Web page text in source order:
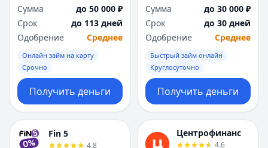
Сумма
до 50 000 ₽
Срок
до 113 дней
Одобрение
Среднее
Онлайн займ на карту
Срочно
Получить деньги
Сумма
до 30 000 ₽
Срок
до 30 дней
Одобрение
Среднее
Быстрый займ онлайн
Круглосуточно
Получить деньги
Fin 5
4.8
Центрофинанс
4.6